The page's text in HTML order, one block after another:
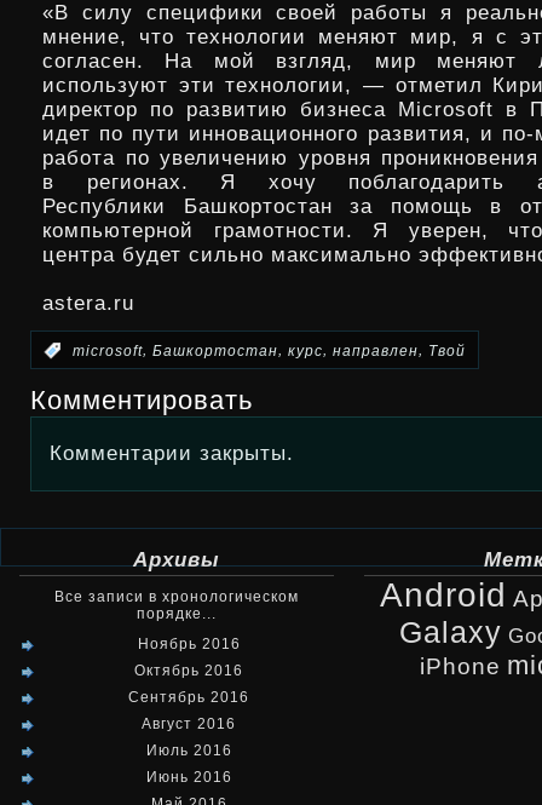
«В силу специфики своей работы я
мнение, что технологии меняют мир, я с
согласен. На мой взгляд, мир меняют
используют эти технологии, — отметил
директор по развитию бизнеса Microsoft
идет по пути инновационного развития, и
работа по увеличению уровня
в регионах. Я хочу поблагодарить
Республики Башкортостан за помощь в
компьютерной грамотности. Я уверен,
центра будет сильно максимально
astera.ru
microsoft, Башкортостан, курс, направлен, Твой
Комментировать
Комментарии закрыты.
Архивы
Все записи в хронологическом
порядке...
Ноябрь 2016
Октябрь 2016
Сентябрь 2016
Август 2016
Июль 2016
Июнь 2016
Android
Galaxy
iPhone